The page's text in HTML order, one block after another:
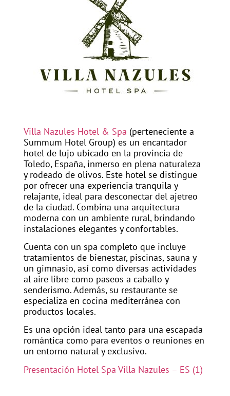
Villa Nazules Hotel & Spa (perteneciente a
Summum Hotel Group) es un encantador
hotel de lujo ubicado en la provincia de
Toledo, España, inmerso en plena naturaleza
y rodeado de olivos. Este hotel se distingue
por ofrecer una experiencia tranquila y
relajante, ideal para desconectar del ajetreo
de la ciudad. Combina una arquitectura
moderna con un ambiente rural, brindando
instalaciones elegantes y confortables.
Cuenta con un spa completo que incluye
tratamientos de bienestar, piscinas, sauna y
un gimnasio, así como diversas actividades
al aire libre como paseos a caballo y
senderismo. Además, su restaurante se
especializa en cocina mediterránea con
productos locales.
Es una opción ideal tanto para una escapada
romántica como para eventos o reuniones en
un entorno natural y exclusivo.
Presentación Hotel Spa Villa Nazules – ES (1)